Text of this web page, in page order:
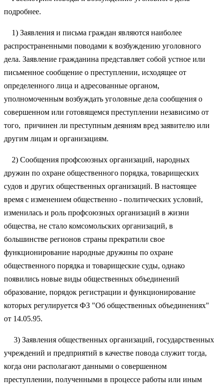
подробнее.
1) Заявления и письма граждан являются наиболее
распространенными поводами к возбуждению уголовного
дела. Заявление гражданина представляет собой устное или
письменное сообщение о преступлении, исходящее от
определенного лица и адресованные органом,
уполномоченным возбуждать уголовные дела сообщения о
совершенном или готовящемся преступлении независимо от
того, причинен ли преступным деяниям вред заявителю или
другим лицам и организациям.
2) Сообщения профсоюзных организаций, народных
дружин по охране общественного порядка, товарищеских
судов и других общественных организаций. В настоящее
время с изменением общественно - политических условий,
изменилась и роль профсоюзных организаций в жизни
общества, не стало комсомольских организаций, в
большинстве регионов страны прекратили свое
функционирование народные дружины по охране
общественного порядка и товарищеские суды, однако
появились новые виды общественных объединений
образование, порядок регистрации и функционирование
которых регулируется ФЗ "Об общественных объединениях"
от 14.05.95.
3) Заявления общественных организаций, государственных
учреждений и предприятий в качестве повода служит тогда,
когда они располагают данными о совершенном
преступлении, полученными в процессе работы или иным